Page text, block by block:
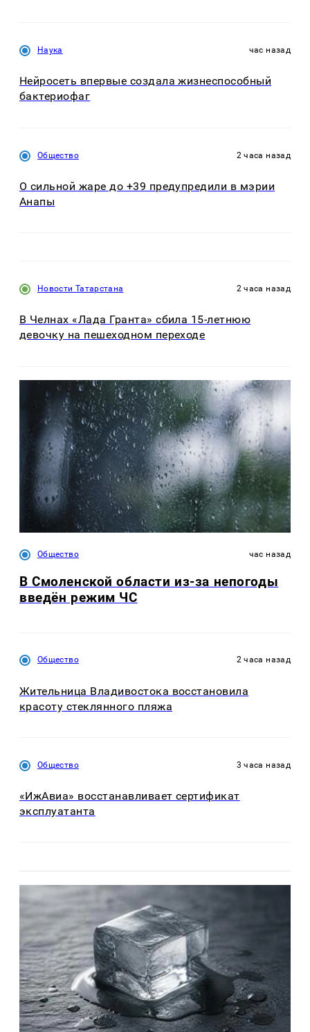
Наука час назад
Нейросеть впервые создала жизнеспособный
бактериофаг
Общество 2 часа назад
О сильной жаре до +39 предупредили в мэрии
Анапы
Новости Татарстана 2 часа назад
В Челнах «Лада Гранта» сбила 15-летнюю
девочку на пешеходном переходе
Общество час назад
В Смоленской области из-за непогоды
введён режим ЧС
Общество 2 часа назад
Жительница Владивостока восстановила
красоту стеклянного пляжа
Общество 3 часа назад
«ИжАвиа» восстанавливает сертификат
эксплуатанта